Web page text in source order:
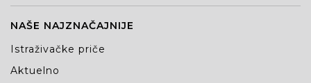
NAŠE NAJZNAČAJNIJE
Istraživačke priče
Aktuelno